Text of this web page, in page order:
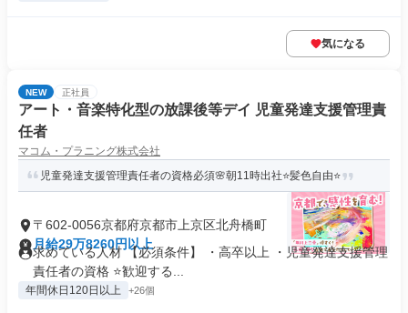
気になる
NEW 正社員
アート・音楽特化型の放課後等デイ 児童発達支援管理責
任者
マコム・プラニング株式会社
児童発達支援管理責任者の資格必須🌸朝11時出社⭐髪色自由⭐
〒602-0056京都府京都市上京区北舟橋町
月給29万8260円以上
求めている人材 【必須条件】 ・高卒以上 ・児童発達支援管理
責任者の資格 ⭐歓迎する...
年間休日120日以上 +26個